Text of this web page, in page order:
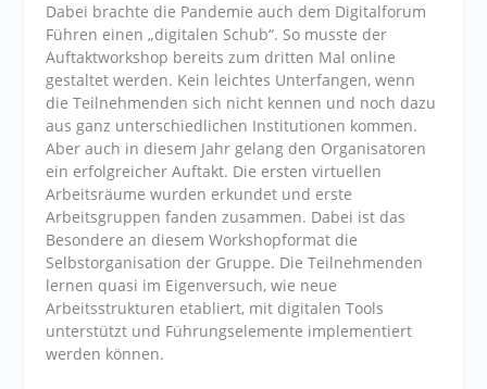
Dabei brachte die Pandemie auch dem Digitalforum
Führen einen „digitalen Schub“. So musste der
Auftaktworkshop bereits zum dritten Mal online
gestaltet werden. Kein leichtes Unterfangen, wenn
die Teilnehmenden sich nicht kennen und noch dazu
aus ganz unterschiedlichen Institutionen kommen.
Aber auch in diesem Jahr gelang den Organisatoren
ein erfolgreicher Auftakt. Die ersten virtuellen
Arbeitsräume wurden erkundet und erste
Arbeitsgruppen fanden zusammen. Dabei ist das
Besondere an diesem Workshopformat die
Selbstorganisation der Gruppe. Die Teilnehmenden
lernen quasi im Eigenversuch, wie neue
Arbeitsstrukturen etabliert, mit digitalen Tools
unterstützt und Führungselemente implementiert
werden können.